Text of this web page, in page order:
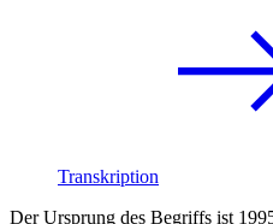
Transkription
Der Ursprung des Begriffs ist